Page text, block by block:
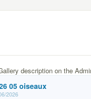
description on the
05 oiseaux
2026